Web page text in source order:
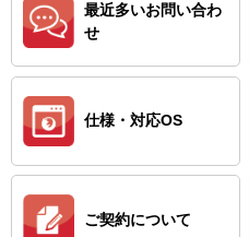
最近多いお問い合わ
せ
仕様・対応OS
ご契約について